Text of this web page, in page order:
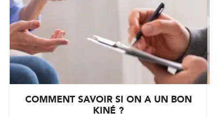
COMMENT SAVOIR SI ON A UN BON
KINÉ ?